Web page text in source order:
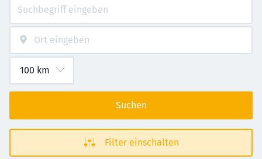
Suchen
Filter einschalten